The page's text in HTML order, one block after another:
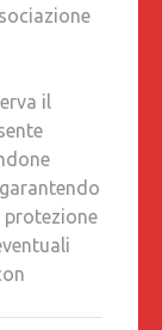
il
protezione